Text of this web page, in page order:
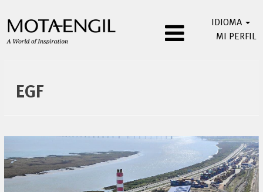
IDIOMA
MI PERFIL
EGF